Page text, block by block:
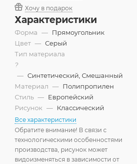
Хочу в подарок
Характеристики
Форма — Прямоугольник
Цвет — Серый
Тип материала
?
— Синтетический, Смешанный
Материал — Полипропилен
Стиль — Европейский
Рисунок — Классический
Все характеристики
Обратите внимание! В связи с
технологическими особенностями
производства, рисунок может
видоизменяться в зависимости от